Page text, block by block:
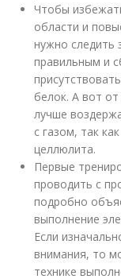
Чтобы
области и
нужно следить
правильным и
белок. А вот
лучше
с газом, так
целлюлита.
Первые
проводить с
подробно
выполнение
Если
внимания, то
технике